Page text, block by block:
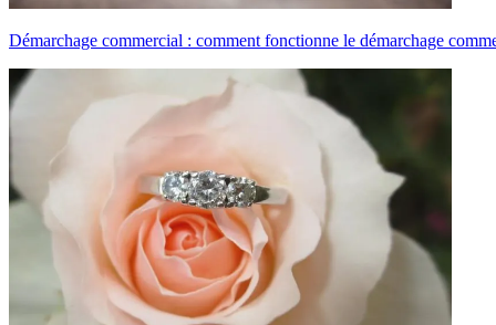
Démarchage commercial : comment fonctionne le démarchage